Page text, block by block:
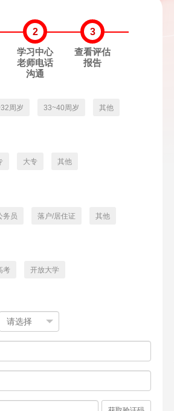
2
学习中心
老师电话
沟通
3
查看评估
报告
周岁 33~40周岁 其他
大专 其他
务员 落户/居住证 其他
考 开放大学